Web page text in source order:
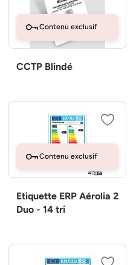
Contenu exclusif
CCTP Blindé
Contenu exclusif
Etiquette ERP Aérolia 2
Duo - 14 tri